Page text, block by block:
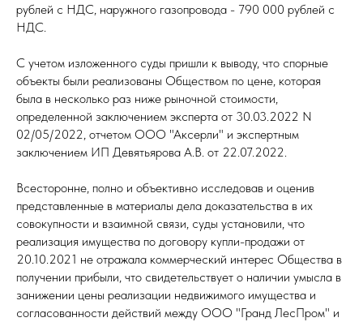
рублей с НДС, наружного газопровода - 790 000 рублей с
НДС.
С учетом изложенного суды пришли к выводу, что спорные
объекты были реализованы Обществом по цене, которая
была в несколько раз ниже рыночной стоимости,
определенной заключением эксперта от 30.03.2022 N
02/05/2022, отчетом ООО "Аксерли" и экспертным
заключением ИП Девятьярова А.В. от 22.07.2022.
Всесторонне, полно и объективно исследовав и оценив
представленные в материалы дела доказательства в их
совокупности и взаимной связи, суды установили, что
реализация имущества по договору купли-продажи от
20.10.2021 не отражала коммерческий интерес Общества в
получении прибыли, что свидетельствует о наличии умысла в
занижении цены реализации недвижимого имущества и
согласованности действий между ООО "Гранд ЛесПром" и